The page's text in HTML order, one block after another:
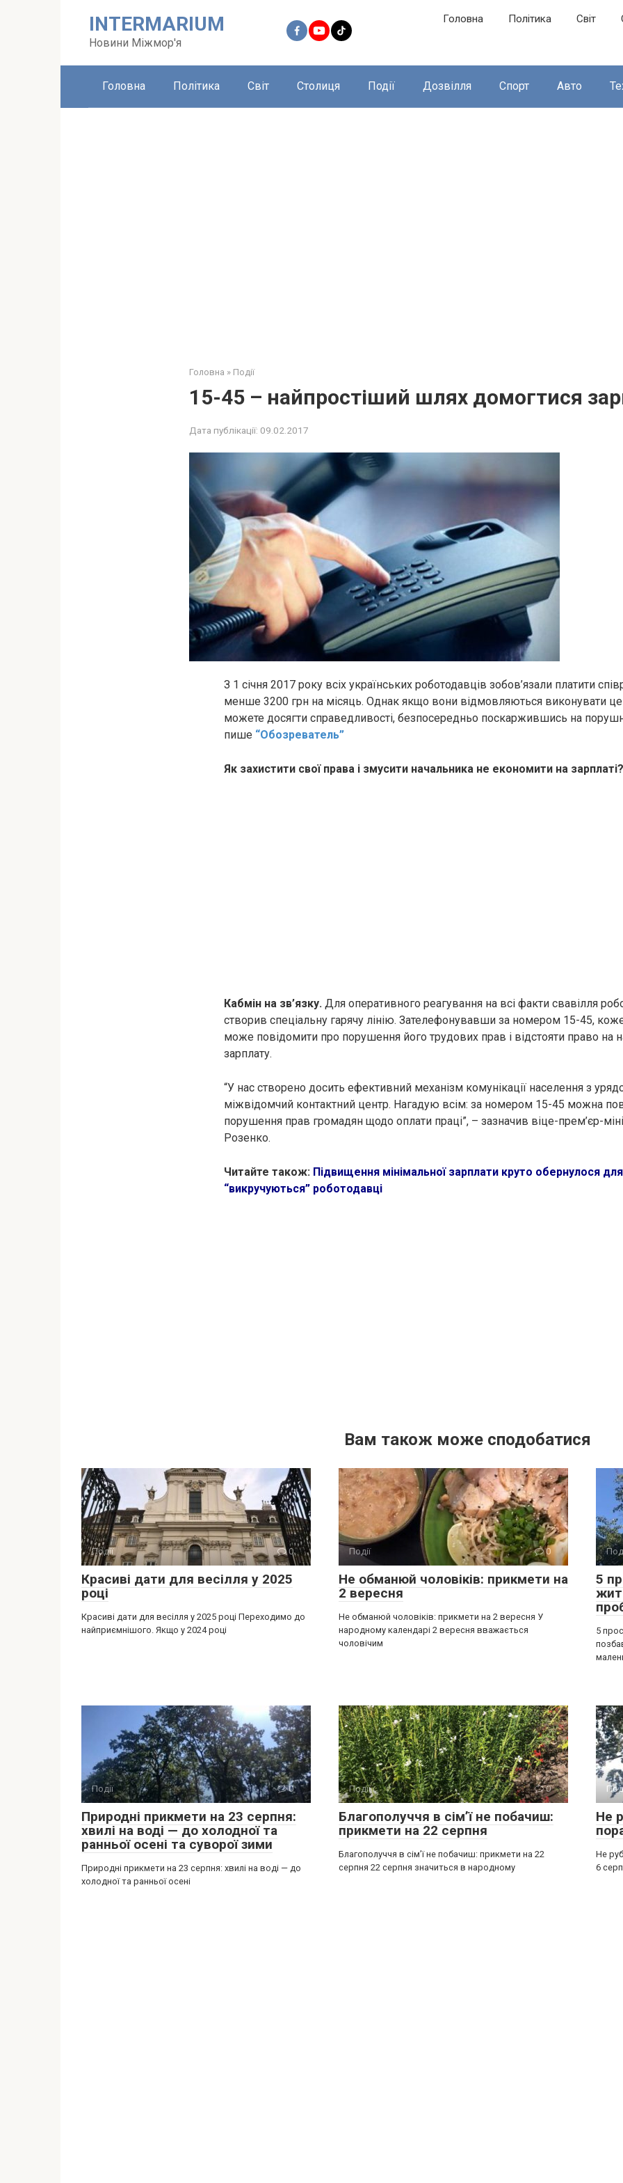
INTERMARIUM
Новини Міжмор'я
Головна Політика Світ
Головна Політика Світ Столиця Події Дозвілля Спорт Авто
Головна » Події
15-45 – найпростіший шлях домогтися
Дата публікації: 09.02.2017
З 1 січня 2017 року всіх українських роботодавців зобов’язали платити
менше 3200 грн на місяць. Однак якщо вони відмовляються виконувати
можете досягти справедливості, безпосередньо поскаржившись на
пише “Обозреватель”
Як захистити свої права і змусити начальника не економити на зарплаті?
Кабмін на зв’язку. Для оперативного реагування на всі факти свавілля
створив спеціальну гарячу лінію. Зателефонувавши за номером 15-45,
може повідомити про порушення його трудових прав і відстояти право на
зарплату.
“У нас створено досить ефективний механізм комунікації населення з
міжвідомчий контактний центр. Нагадую всім: за номером 15-45 можна
порушення прав громадян щодо оплати праці”, – зазначив віце-прем’єр-
Розенко.
Читайте також: Підвищення мінімальної зарплати круто обернулося для
“викручуються” роботодавці
Вам також може сподобатися
Події 0
Красиві дати для весілля у 2025
році
Красиві дати для весілля у 2025 році Переходимо до
найприємнішого. Якщо у 2024 році
Події 0
Не обманюй чоловіків: прикмети на
2 вересня
Не обманюй чоловіків: прикмети на 2 вересня У
народному календарі 2 вересня вважається
чоловічим
5
5
Події 0
Природні прикмети на 23 серпня:
хвилі на воді — до холодної та
ранньої осені та суворої зими
Природні прикмети на 23 серпня: хвилі на воді — до
холодної та ранньої осені
Події 0
Благополуччя в сім’ї не побачиш:
прикмети на 22 серпня
Благополуччя в сім’ї не побачиш: прикмети на 22
серпня 22 серпня значиться в народному
Не
Не
6